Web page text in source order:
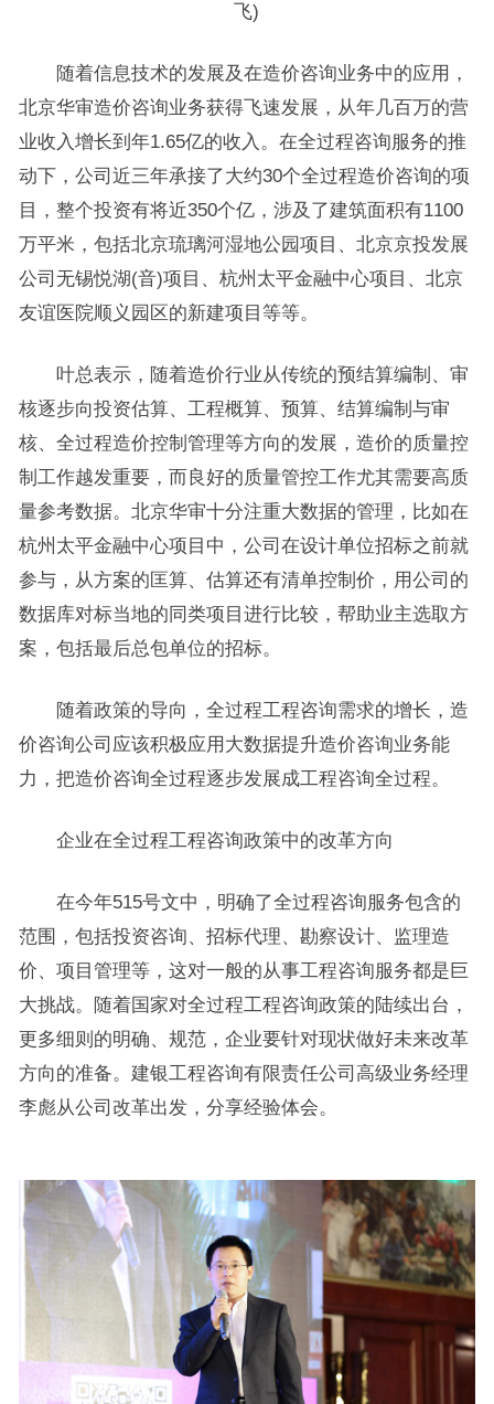
飞)
随着信息技术的发展及在造价咨询业务中的应用，
北京华审造价咨询业务获得飞速发展，从年几百万的营
业收入增长到年1.65亿的收入。在全过程咨询服务的推
动下，公司近三年承接了大约30个全过程造价咨询的项
目，整个投资有将近350个亿，涉及了建筑面积有1100
万平米，包括北京琉璃河湿地公园项目、北京京投发展
公司无锡悦湖(音)项目、杭州太平金融中心项目、北京
友谊医院顺义园区的新建项目等等。
叶总表示，随着造价行业从传统的预结算编制、审
核逐步向投资估算、工程概算、预算、结算编制与审
核、全过程造价控制管理等方向的发展，造价的质量控
制工作越发重要，而良好的质量管控工作尤其需要高质
量参考数据。北京华审十分注重大数据的管理，比如在
杭州太平金融中心项目中，公司在设计单位招标之前就
参与，从方案的匡算、估算还有清单控制价，用公司的
数据库对标当地的同类项目进行比较，帮助业主选取方
案，包括最后总包单位的招标。
随着政策的导向，全过程工程咨询需求的增长，造
价咨询公司应该积极应用大数据提升造价咨询业务能
力，把造价咨询全过程逐步发展成工程咨询全过程。
企业在全过程工程咨询政策中的改革方向
在今年515号文中，明确了全过程咨询服务包含的
范围，包括投资咨询、招标代理、勘察设计、监理造
价、项目管理等，这对一般的从事工程咨询服务都是巨
大挑战。随着国家对全过程工程咨询政策的陆续出台，
更多细则的明确、规范，企业要针对现状做好未来改革
方向的准备。建银工程咨询有限责任公司高级业务经理
李彪从公司改革出发，分享经验体会。